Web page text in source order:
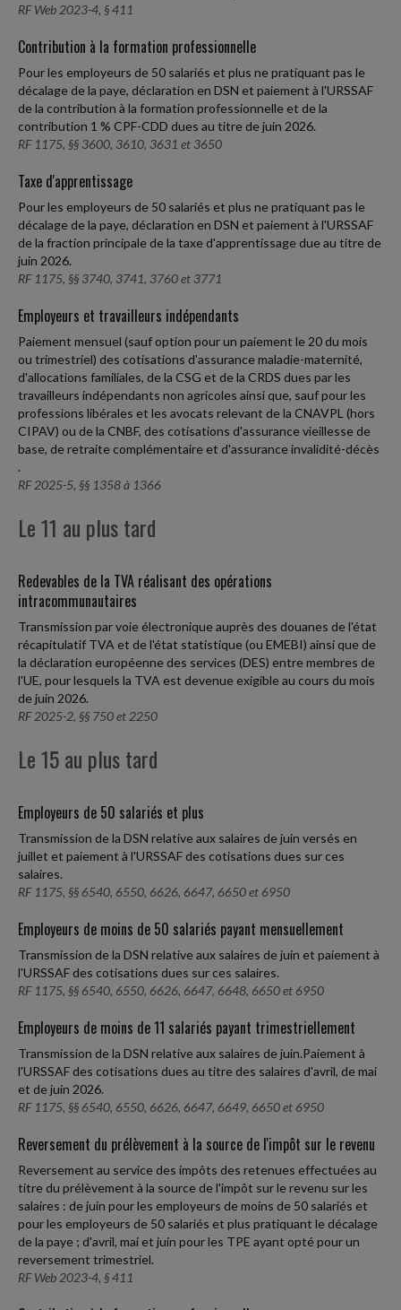
RF Web 2023-4, § 411
Contribution à la formation professionnelle
Pour les employeurs de 50 salariés et plus ne pratiquant pas le
décalage de la paye, déclaration en DSN et paiement à l'URSSAF
de la contribution à la formation professionnelle et de la
contribution 1 % CPF-CDD dues au titre de juin 2026.
RF 1175, §§ 3600, 3610, 3631 et 3650
Taxe d'apprentissage
Pour les employeurs de 50 salariés et plus ne pratiquant pas le
décalage de la paye, déclaration en DSN et paiement à l'URSSAF
de la fraction principale de la taxe d'apprentissage due au titre de
juin 2026.
RF 1175, §§ 3740, 3741, 3760 et 3771
Employeurs et travailleurs indépendants
Paiement mensuel (sauf option pour un paiement le 20 du mois
ou trimestriel) des cotisations d'assurance maladie-maternité,
d'allocations familiales, de la CSG et de la CRDS dues par les
travailleurs indépendants non agricoles ainsi que, sauf pour les
professions libérales et les avocats relevant de la CNAVPL (hors
CIPAV) ou de la CNBF, des cotisations d'assurance vieillesse de
base, de retraite complémentaire et d'assurance invalidité-décès
.
RF 2025-5, §§ 1358 à 1366
Le 11 au plus tard
Redevables de la TVA réalisant des opérations
intracommunautaires
Transmission par voie électronique auprès des douanes de l'état
récapitulatif TVA et de l'état statistique (ou EMEBI) ainsi que de
la déclaration européenne des services (DES) entre membres de
l'UE, pour lesquels la TVA est devenue exigible au cours du mois
de juin 2026.
RF 2025-2, §§ 750 et 2250
Le 15 au plus tard
Employeurs de 50 salariés et plus
Transmission de la DSN relative aux salaires de juin versés en
juillet et paiement à l'URSSAF des cotisations dues sur ces
salaires.
RF 1175, §§ 6540, 6550, 6626, 6647, 6650 et 6950
Employeurs de moins de 50 salariés payant mensuellement
Transmission de la DSN relative aux salaires de juin et paiement à
l'URSSAF des cotisations dues sur ces salaires.
RF 1175, §§ 6540, 6550, 6626, 6647, 6648, 6650 et 6950
Employeurs de moins de 11 salariés payant trimestriellement
Transmission de la DSN relative aux salaires de juin.Paiement à
l'URSSAF des cotisations dues au titre des salaires d'avril, de mai
et de juin 2026.
RF 1175, §§ 6540, 6550, 6626, 6647, 6649, 6650 et 6950
Reversement du prélèvement à la source de l'impôt sur le revenu
Reversement au service des impôts des retenues effectuées au
titre du prélèvement à la source de l'impôt sur le revenu sur les
salaires : de juin pour les employeurs de moins de 50 salariés et
pour les employeurs de 50 salariés et plus pratiquant le décalage
de la paye ; d'avril, mai et juin pour les TPE ayant opté pour un
reversement trimestriel.
RF Web 2023-4, § 411